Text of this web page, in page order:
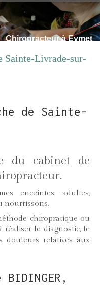
Chiropracteur à Eymet
Sainte-Livrade-sur-
de Sainte-
du cabinet de
enceintes, adultes,
nourrissons.
chiropratique ou
réaliser le diagnostic, le
douleurs relatives aux